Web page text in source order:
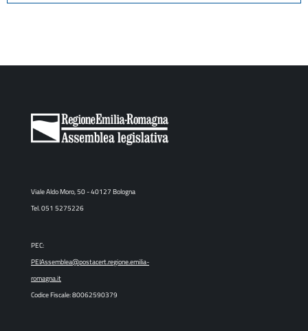
Viale Aldo Moro, 50 - 40127 Bologna
Tel. 051 5275226
PEC:
PEIAssemblea@postacert.regione.emilia-
romagna.it
Codice Fiscale: 80062590379